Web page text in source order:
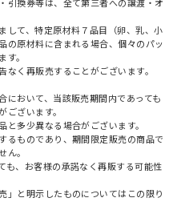
して、特定原材料７品目（卵、乳、小
の原材料に含まれる場合、個々のパッ
。
く再販売することがございます。
において、当該販売期間内であっても
ざいます。
多少異なる場合がございます。
るものであり、期間限定販売の商品で
ん。
も、お客様の承諾なく再販する可能性
」と明示したものについてはこの限り